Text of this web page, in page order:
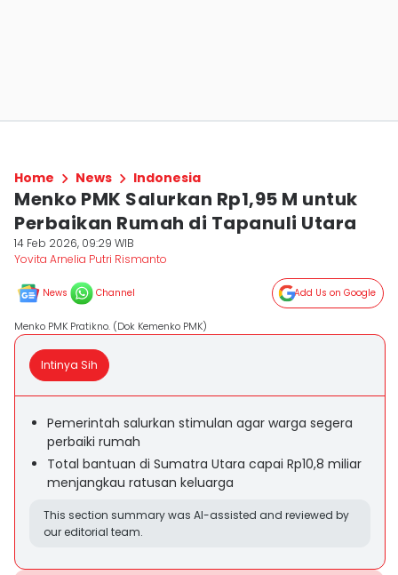
Home News Indonesia
Menko PMK Salurkan Rp1,95 M untuk
Perbaikan Rumah di Tapanuli Utara
14 Feb 2026, 09:29 WIB
Yovita Arnelia Putri Rismanto
News Channel Add Us on Google
Menko PMK Pratikno. (Dok Kemenko PMK)
Intinya Sih
Pemerintah salurkan stimulan agar warga segera
perbaiki rumah
Total bantuan di Sumatra Utara capai Rp10,8 miliar
menjangkau ratusan keluarga
This section summary was AI-assisted and reviewed by
our editorial team.